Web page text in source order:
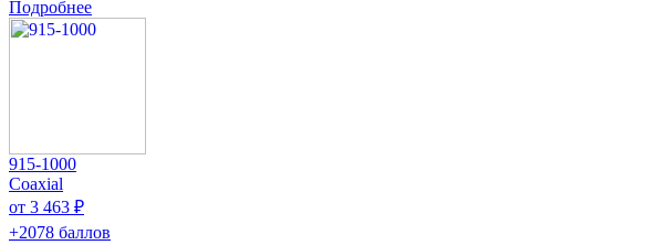
Подробнее
915-1000
Coaxial
от 3 463 ₽
+2078 баллов